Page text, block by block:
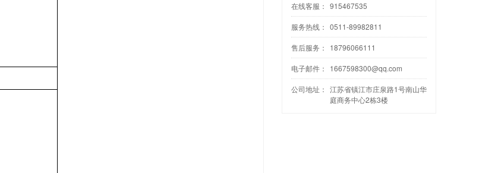
在线客服： 915467535
服务热线： 0511-89982811
售后服务： 18796066111
电子邮件： 1667598300@qq.com
公司地址： 江苏省镇江市庄泉路1号南山华
庭商务中心2栋3楼